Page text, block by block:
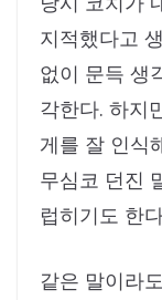
지적했다고
없이 문득 생
각한다. 하지
게를 잘 인식
무심코 던진
럽히기도 한
같은 말이라